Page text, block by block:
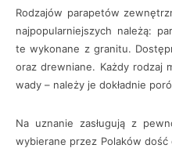
Rodzajów parapetów
najpopularniejszych należą:
te wykonane z granitu.
oraz drewniane. Każdy rodzaj
wady – należy je dokładnie
Na uznanie zasługują z
wybierane przez Polaków